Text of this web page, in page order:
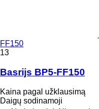
FF150
13
Basrijs BP5-FF150
Kaina pagal užklausimą
Daigų sodinamoji